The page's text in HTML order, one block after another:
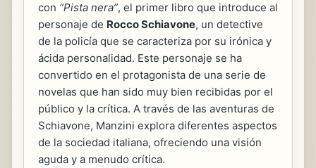
con “Pista nera”, el primer libro que introduce al
personaje de Rocco Schiavone, un detective
de la policía que se caracteriza por su irónica y
ácida personalidad. Este personaje se ha
convertido en el protagonista de una serie de
novelas que han sido muy bien recibidas por el
público y la crítica. A través de las aventuras de
Schiavone, Manzini explora diferentes aspectos
de la sociedad italiana, ofreciendo una visión
aguda y a menudo crítica.